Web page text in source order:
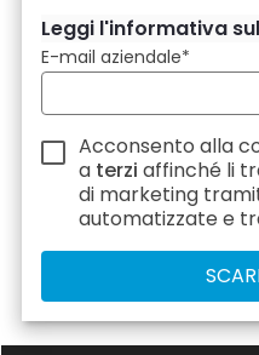
Leggi l'informativa
E-mail aziendale*
Acconsento alla
a terzi affinché li
di marketing
automatizzate e